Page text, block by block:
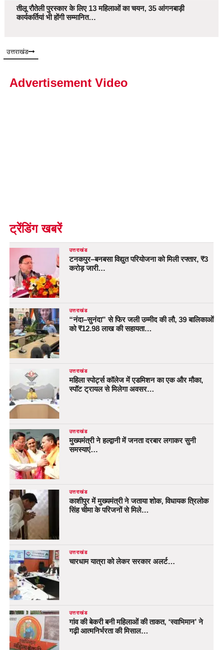
तीलू रौतेली पुरस्कार के लिए 13 महिलाओं का चयन, 35 आंगनबाड़ी
कार्यकर्तियां भी होंगी सम्मानित…
उत्तराखंड
Advertisement Video
ट्रेंडिंग खबरें
उत्तराखंड
टनकपुर–बनबसा विद्युत परियोजना को मिली रफ्तार, ₹3
करोड़ जारी…
उत्तराखंड
“नंदा–सुनंदा” से फिर जली उम्मीद की लौ, 39 बालिकाओं
को ₹12.98 लाख की सहायता…
उत्तराखंड
महिला स्पोर्ट्स कॉलेज में एडमिशन का एक और मौका,
स्पॉट ट्रायल से मिलेगा अवसर…
उत्तराखंड
मुख्यमंत्री ने हल्द्वानी में जनता दरबार लगाकर सुनी
समस्याएं…
उत्तराखंड
काशीपुर में मुख्यमंत्री ने जताया शोक, विधायक त्रिलोक
सिंह चीमा के परिजनों से मिले…
उत्तराखंड
चारधाम यात्रा को लेकर सरकार अलर्ट…
उत्तराखंड
गांव की बेकरी बनी महिलाओं की ताकत, ‘स्वाभिमान’ ने
गढ़ी आत्मनिर्भरता की मिसाल…